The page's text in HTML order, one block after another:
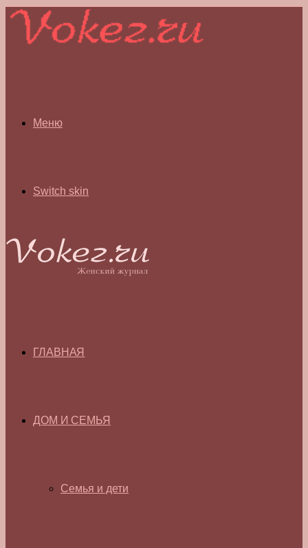
Меню
Switch skin
ГЛАВНАЯ
ДОМ И СЕМЬЯ
Семья и дети